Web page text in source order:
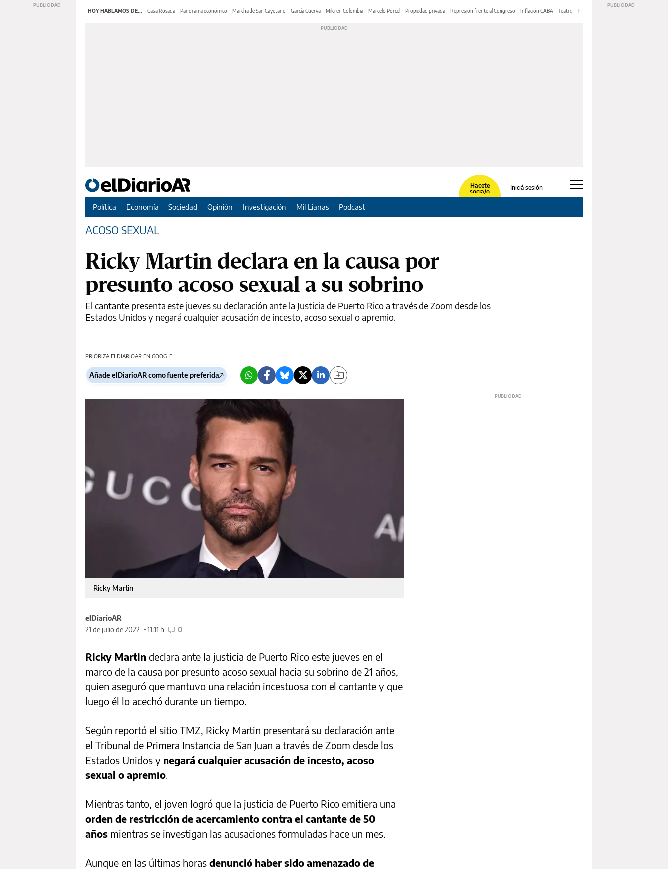
HOY HABLAMOS DE... Casa Rosada Panorama económico Marcha de San Cayetano García Cuerva Milei en Colombia Marcelo Porcel Propiedad privada Represión frente al Congreso Inflación CABA Teatro Feria de Editores
Hacete
socia/o
Iniciá sesión
Política Economía Sociedad Opinión Investigación Mil Lianas Podcast
ACOSO SEXUAL
Ricky Martin declara en la causa por
presunto acoso sexual a su sobrino
El cantante presenta este jueves su declaración ante la Justicia de Puerto Rico a través de Zoom desde los
Estados Unidos y negará cualquier acusación de incesto, acoso sexual o apremio.
PRIORIZA ELDIARIOAR EN GOOGLE
Añade elDiarioAR como fuente preferida
Ricky Martin
elDiarioAR
21 de julio de 2022
11:11 h 0
Ricky Martin declara ante la justicia de Puerto Rico este jueves en el
marco de la causa por presunto acoso sexual hacia su sobrino de 21 años,
quien aseguró que mantuvo una relación incestuosa con el cantante y que
luego él lo acechó durante un tiempo.
Según reportó el sitio TMZ, Ricky Martin presentará su declaración ante
el Tribunal de Primera Instancia de San Juan a través de Zoom desde los
Estados Unidos y negará cualquier acusación de incesto, acoso
sexual o apremio.
Mientras tanto, el joven logró que la justicia de Puerto Rico emitiera una
orden de restricción de acercamiento contra el cantante de 50
años mientras se investigan las acusaciones formuladas hace un mes.
Aunque en las últimas horas denunció haber sido amenazado de